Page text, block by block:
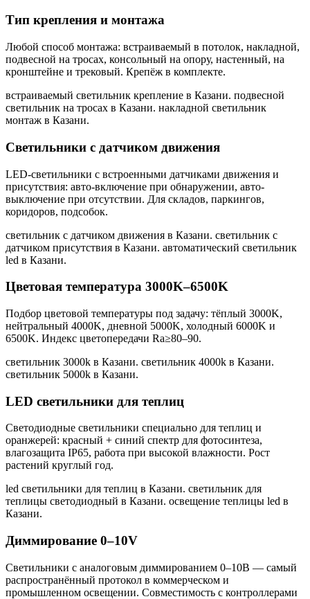
Тип крепления и монтажа
Любой способ монтажа: встраиваемый в потолок, накладной,
подвесной на тросах, консольный на опору, настенный, на
кронштейне и трековый. Крепёж в комплекте.
встраиваемый светильник крепление в Казани. подвесной
светильник на тросах в Казани. накладной светильник
монтаж в Казани.
Светильники с датчиком движения
LED-светильники с встроенными датчиками движения и
присутствия: авто-включение при обнаружении, авто-
выключение при отсутствии. Для складов, паркингов,
коридоров, подсобок.
светильник с датчиком движения в Казани. светильник с
датчиком присутствия в Казани. автоматический светильник
led в Казани.
Цветовая температура 3000K–6500K
Подбор цветовой температуры под задачу: тёплый 3000K,
нейтральный 4000K, дневной 5000K, холодный 6000K и
6500K. Индекс цветопередачи Ra≥80–90.
светильник 3000k в Казани. светильник 4000k в Казани.
светильник 5000k в Казани.
LED светильники для теплиц
Светодиодные светильники специально для теплиц и
оранжерей: красный + синий спектр для фотосинтеза,
влагозащита IP65, работа при высокой влажности. Рост
растений круглый год.
led светильники для теплиц в Казани. светильник для
теплицы светодиодный в Казани. освещение теплицы led в
Казани.
Диммирование 0–10V
Светильники с аналоговым диммированием 0–10В — самый
распространённый протокол в коммерческом и
промышленном освещении. Совместимость с контроллерами